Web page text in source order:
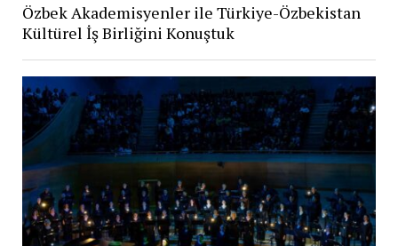
Özbek Akademisyenler ile Türkiye-Özbekistan
Kültürel İş Birliğini Konuştuk